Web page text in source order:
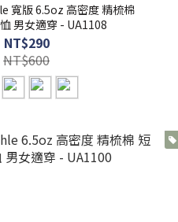
寬版 6.5oz 高密度 精梳棉
男女適穿 - UA1108
NT$290
NT$600